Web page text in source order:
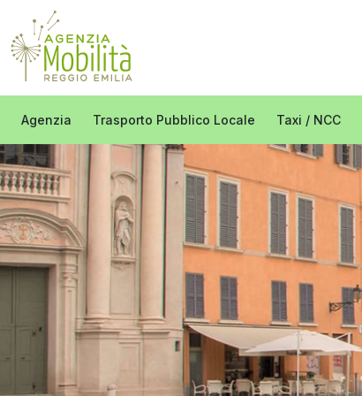
Agenzia Trasporto Pubblico Locale Taxi / NCC